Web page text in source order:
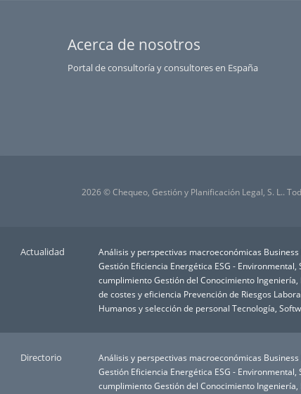
Acerca de nosotros
Portal de consultoría y consultores en España
2026 © Chequeo, Gestión y Planificación Legal, S. L..
Actualidad Análisis y perspectivas macroeconómicas
Gestión Eficiencia Energética ESG -
cumplimiento Gestión del Conocimiento Ingeniería,
de costes y eficiencia Prevención de Riesgos
Humanos y selección de personal Tecnología,
Directorio Análisis y perspectivas macroeconómicas
Gestión Eficiencia Energética ESG -
cumplimiento Gestión del Conocimiento Ingeniería,